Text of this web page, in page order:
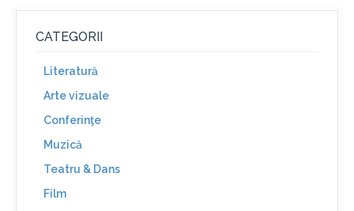
CATEGORII
Literatură
Arte vizuale
Conferinţe
Muzică
Teatru & Dans
Film